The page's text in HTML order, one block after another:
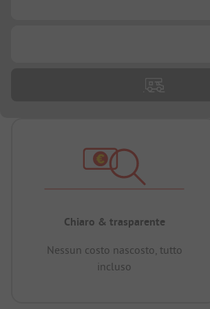
Chiaro & trasparente
Nessun costo nascosto, tutto
incluso